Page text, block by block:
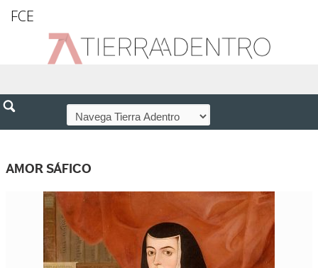
FCE
AMOR SÁFICO